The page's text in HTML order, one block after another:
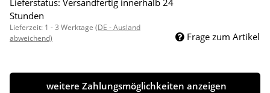
Lieferstatus: Versandfertig innerhalb 24
Stunden
Lieferzeit: 1 - 3 Werktage (DE - Ausland
abweichend)
Frage zum Artikel
weitere Zahlungsmöglichkeiten anzeigen